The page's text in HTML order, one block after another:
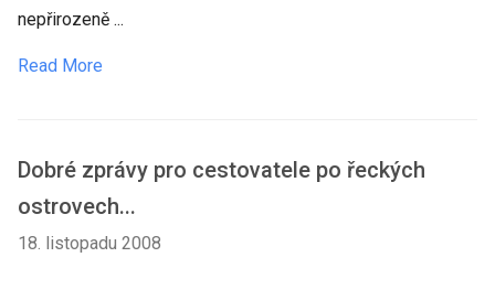
nepřirozeně ...
Read More
Dobré zprávy pro cestovatele po řeckých
ostrovech...
18. listopadu 2008